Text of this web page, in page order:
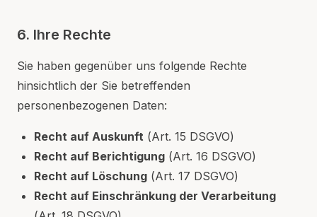
6. Ihre Rechte
Sie haben gegenüber uns folgende Rechte
hinsichtlich der Sie betreffenden
personenbezogenen Daten:
Recht auf Auskunft (Art. 15 DSGVO)
Recht auf Berichtigung (Art. 16 DSGVO)
Recht auf Löschung (Art. 17 DSGVO)
Recht auf Einschränkung der Verarbeitung